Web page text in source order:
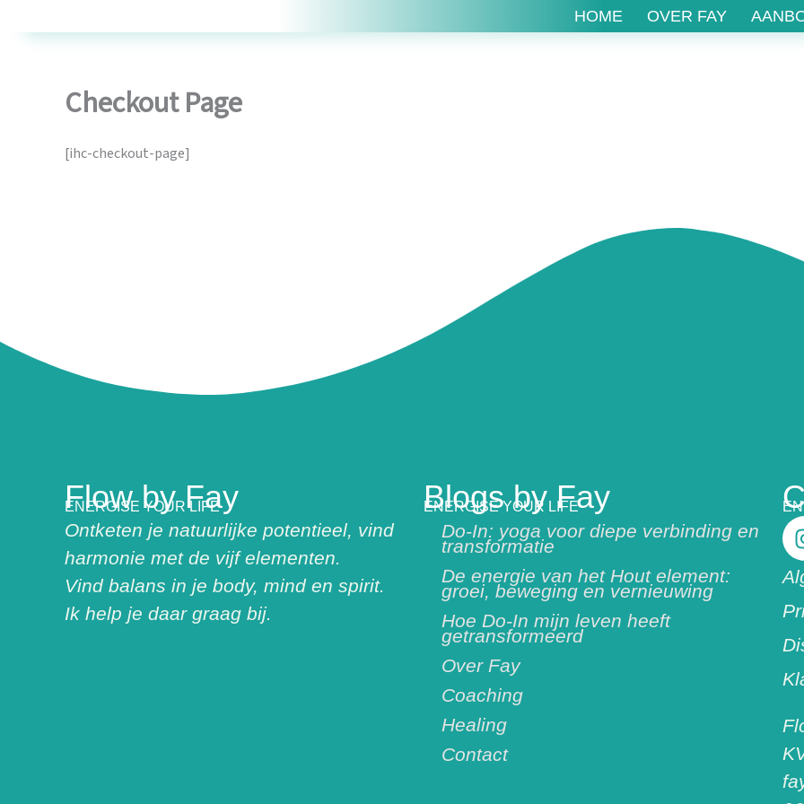
HOME OVER FAY
Checkout Page
[ihc-checkout-page]
Flow by Fay
ENERGISE YOUR LIFE
Ontketen je natuurlijke potentieel, vind
harmonie met de vijf elementen.
Vind balans in je body, mind en spirit.
Ik help je daar graag bij.
Blogs by Fay
ENERGISE YOUR LIFE
Do-In: yoga voor diepe verbinding en
transformatie
De energie van het Hout element:
groei, beweging en vernieuwing
Hoe Do-In mijn leven heeft
getransformeerd
Over Fay
Coaching
Healing
Contact